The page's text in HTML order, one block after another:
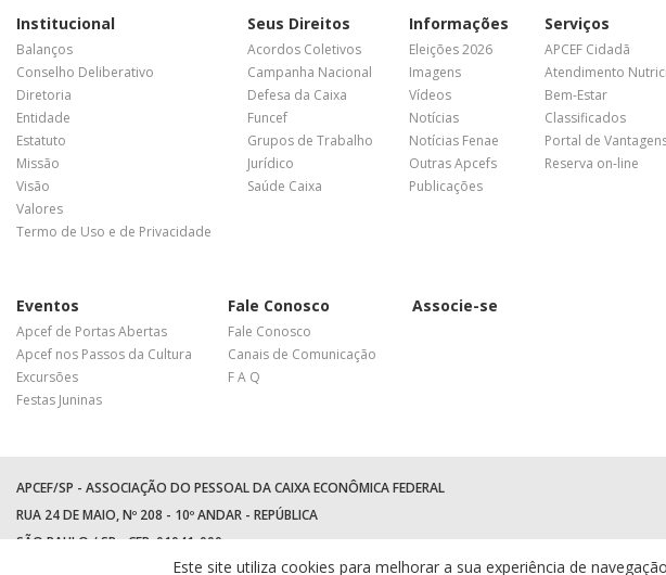
Institucional
Balanços
Conselho Deliberativo
Diretoria
Entidade
Estatuto
Missão
Visão
Valores
Termo de Uso e de Privacidade
Seus Direitos
Acordos Coletivos
Campanha Nacional
Defesa da Caixa
Funcef
Grupos de Trabalho
Jurídico
Saúde Caixa
Informações
Eleições 2026
Imagens
Vídeos
Notícias
Notícias Fenae
Outras Apcefs
Publicações
Serviços
APCEF Cidadã
Atendimento
Bem-Estar
Classificados
Portal de
Reserva on-line
Eventos
Apcef de Portas Abertas
Apcef nos Passos da Cultura
Excursões
Festas Juninas
Fale Conosco
Fale Conosco
Canais de Comunicação
F A Q
Associe-se
APCEF/SP - ASSOCIAÇÃO DO PESSOAL DA CAIXA ECONÔMICA FEDERAL
RUA 24 DE MAIO, Nº 208 - 10º ANDAR - REPÚBLICA
SÃO PAULO / SP - CEP: 01041-000
Este site utiliza cookies para melhorar a sua experiência de